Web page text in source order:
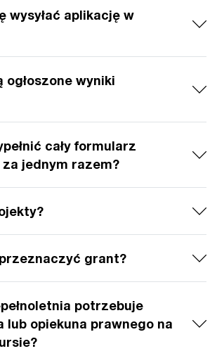
wysyłać aplikację w
ogłoszone wyniki
cały formularz
za jednym razem?
grant?
potrzebuje
lub opiekuna prawnego na